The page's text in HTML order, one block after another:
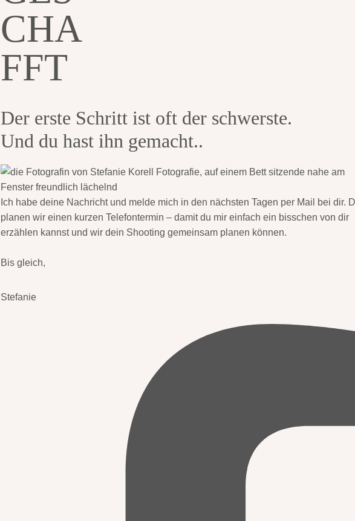
CHA
FFT
Der erste Schritt ist oft der schwerste.
Und du hast ihn gemacht..
Ich habe deine Nachricht und melde mich in den nächsten Tagen per Mail bei dir.
planen wir einen kurzen Telefontermin – damit du mir einfach ein bisschen von dir
erzählen kannst und wir dein Shooting gemeinsam planen können.
Bis gleich,
Stefanie